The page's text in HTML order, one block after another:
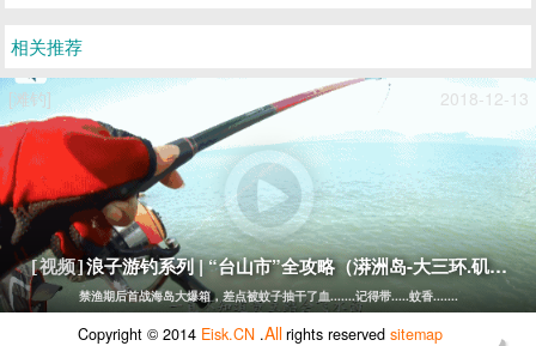
相关推荐
[滩钓] 2018-12-13
[视频]浪子游钓系列 | “台山市”全攻略（漭洲岛-大三环.矶滩）
禁渔期后首战海岛大爆箱，差点被蚊子抽干了血.......记得带.....蚊香.......
Copyright © 2014 Eisk.CN .Allrights reservedsitemap